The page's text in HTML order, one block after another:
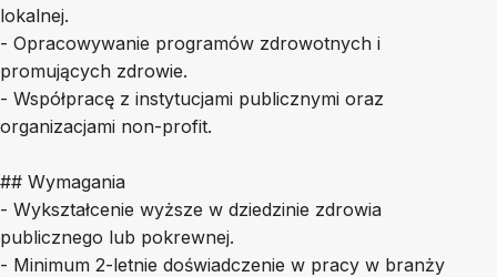
lokalnej.
- Opracowywanie programów zdrowotnych i
promujących zdrowie.
- Współpracę z instytucjami publicznymi oraz
organizacjami non-profit.
## Wymagania
- Wykształcenie wyższe w dziedzinie zdrowia
publicznego lub pokrewnej.
- Minimum 2-letnie doświadczenie w pracy w branży